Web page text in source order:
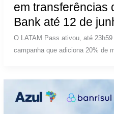
em transferências
Bank até 12 de
O LATAM Pass ativou, até
campanha que adiciona 20% de